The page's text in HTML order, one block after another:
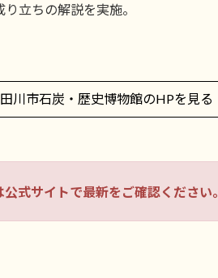
立ちの解説を実施。
田川市石炭・歴史博物館のHPを見る
式サイトで最新をご確認ください。